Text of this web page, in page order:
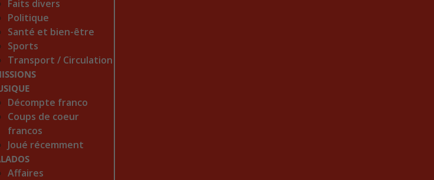
Faits divers
Politique
Santé et bien-être
Sports
Transport / Circulation
Décompte franco
Coups de coeur
francos
Joué récemment
Affaires